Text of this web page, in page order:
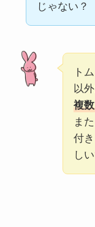
じゃない？
ト
以
複
ま
付
し